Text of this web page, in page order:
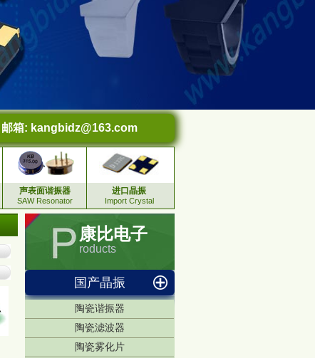
邮箱: kangbidz@163.com
声表面谐振器
SAW Resonator
进口晶振
Import Crystal
康比电子
roducts
国产晶振
陶瓷谐振器
陶瓷滤波器
陶瓷雾化片